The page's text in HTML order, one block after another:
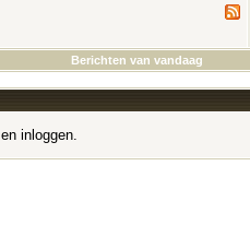
Berichten van vandaag
en inloggen.